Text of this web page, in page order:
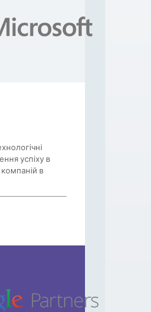
успіху в
компаній в